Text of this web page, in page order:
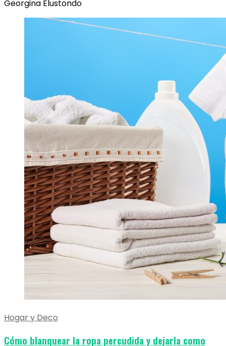
Georgina Elustondo
Hogar y Deco
Cómo blanquear la ropa percudida y dejarla como